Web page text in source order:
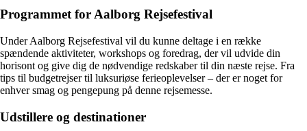
Programmet for Aalborg Rejsefestival
Under Aalborg Rejsefestival vil du kunne deltage i en række
spændende aktiviteter, workshops og foredrag, der vil udvide din
horisont og give dig de nødvendige redskaber til din næste rejse. Fra
tips til budgetrejser til luksuriøse ferieoplevelser – der er noget for
enhver smag og pengepung på denne rejsemesse.
Udstillere og destinationer